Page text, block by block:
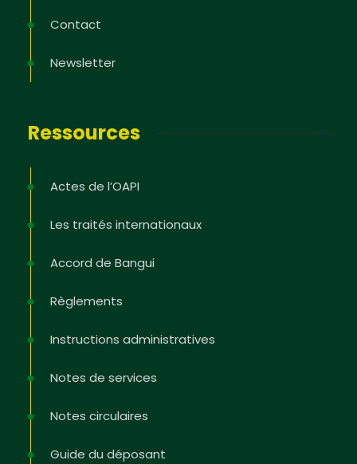
Contact
Newsletter
Ressources
Actes de l’OAPI
Les traités internationaux
Accord de Bangui
Règlements
Instructions administratives
Notes de services
Notes circulaires
Guide du déposant